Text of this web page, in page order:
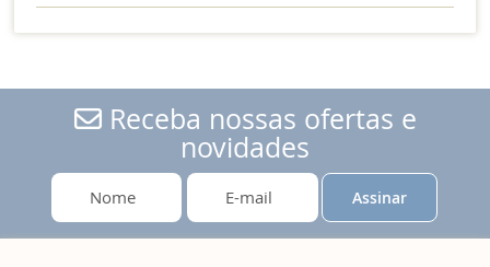
Receba nossas ofertas e
novidades
Assinar